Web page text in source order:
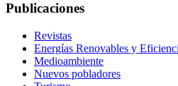
Publicaciones
Revistas
Energías Renovables y
Medioambiente
Nuevos pobladores